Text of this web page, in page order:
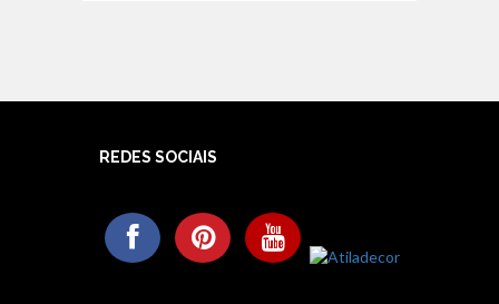
REDES SOCIAIS